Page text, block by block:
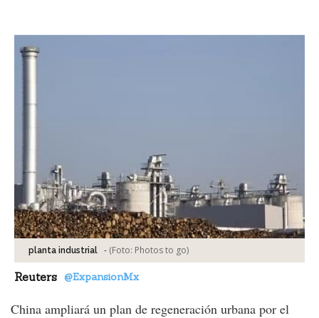
planta industrial - (Foto: Photos to go)
Reuters @ExpansionMx
China ampliará un plan de regeneración urbana por el